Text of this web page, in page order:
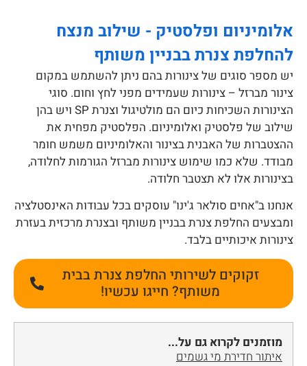
אלומיניום ופלסטיק - שילוב מנצח
להחלפת צנרת בבניין משותף
יש מספר סוגים של צינורות בהם ניתן להשתמש במקום
צינור מברזל – צינורות שעמידים מפני לחץ וחום. סוגי
הצינורות השכיחות כיום הם מולטיגול וצנרת SP ויש בהן
שילוב של פלסטיק ואלומיניום. הפלסטיק מפחית את
ההצטברות של האבנית בצינור והאלומיניום משמש חומר
מבודד. שלא כמו שימוש צינורות מברזל הגורמות לחלודה,
בצינורות אלו לא תצטבר חלודה.
אנחנו ב"אחים סולאר ג'ינו" עוסקים בכל עבודות האינסטלציה
ומבצעים החלפת צנרת בבניין משותף ובצנרת מרכזית בעזרת
צינורות איכותיים בלבד.
זקוקים לשירותי החלפת צנרת בבית
משותף? חייגו עכשיו!
מוזמנים לקרוא גם על...
איתור חדירת מי גשמים